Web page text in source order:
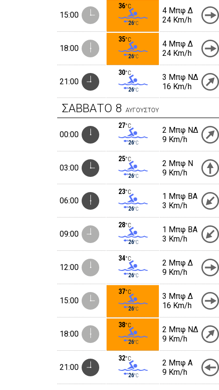
15:00
36°C
26°C
4 Μπφ Δ
24 Km/h
18:00
35°C
26°C
4 Μπφ Δ
24 Km/h
21:00
30°C
26°C
3 Μπφ ΝΔ
16 Km/h
ΣΑΒΒΑΤΟ 8 ΑΥΓΟΥΣΤΟΥ
00:00
27°C
26°C
2 Μπφ ΝΔ
9 Km/h
03:00
25°C
26°C
2 Μπφ N
9 Km/h
06:00
23°C
26°C
1 Μπφ BA
3 Km/h
09:00
28°C
26°C
1 Μπφ BA
3 Km/h
12:00
34°C
26°C
2 Μπφ Δ
9 Km/h
15:00
37°C
26°C
3 Μπφ Δ
16 Km/h
18:00
38°C
26°C
2 Μπφ ΝΔ
9 Km/h
21:00
32°C
26°C
2 Μπφ Α
9 Km/h